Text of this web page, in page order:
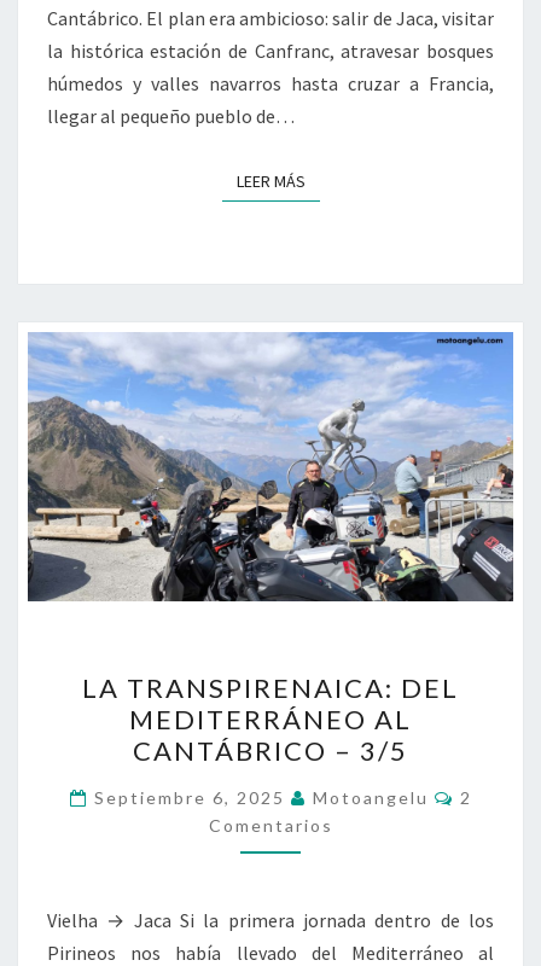
Cantábrico. El plan era ambicioso: salir de Jaca, visitar
la histórica estación de Canfranc, atravesar bosques
húmedos y valles navarros hasta cruzar a Francia,
llegar al pequeño pueblo de…
LEER MÁSLEER MÁS
TRANSPIRENAICA:
DEL
MEDITERRÁNEO
AL
CANTÁBRICO
–
LA TRANSPIRENAICA: DEL
MEDITERRÁNEO AL
CANTÁBRICO – 3/5
Septiembre 6, 2025 Motoangelu
2
Comentarios
Vielha → Jaca Si la primera jornada dentro de los
Pirineos nos había llevado del Mediterráneo al